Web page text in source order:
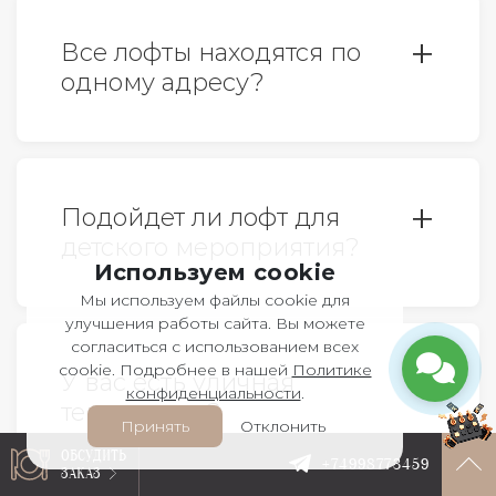
ЗАКАЗ
+74998773459
Все лофты находятся по
одному адресу?
ул.Столешников переулок, дом 6,
строение 3. Ближайшие станции
метро: Охотный ряд, Театральная и
Пушкинская. Изолированные
входные группы.
Подойдет ли лофт для
Да, конечно. Детские дни
рождения, один из самых
популярных форматов в наших
стенах. Менеджеры с
удовольствием поделятся с вами
кейсами.
У вас есть уличная
территория?
Да, у нас есть двор, который легко
Используем cookie
Мы используем файлы cookie для
улучшения работы сайта. Вы можете
согласиться с использованием всех
cookie. Подробнее в нашей Политике
конфиденциальности.
Принять
Отклонить